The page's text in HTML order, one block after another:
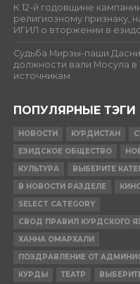
К 12-й годовщине
религиозному признаку,
ИГИЛ о вторжении в
Судьба Мирзы-паши
должности вали Мосула в
источникам
ПОПУЛЯРНЫЕ ТЭГИ
НОВОСТИ КУРДИСТАН
ЕЗИДСКОЕ ОБЩЕСТВО
КУЛЬТУРА
ВЫБЕРИТЕ
В НОВОСТИ РАЗДЕЛЕ
SELECT CATEGORY
СВОД ПРАВИЛ КУРДСКОГО
ХАННА ОМАРХАЛИ
ПОЗДРАВЛЕНИЕ ОТ
КУРДЫ
ТЕАТР